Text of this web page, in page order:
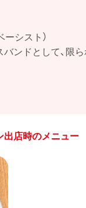
シスト）
バンドとして、限
店時のメニュー